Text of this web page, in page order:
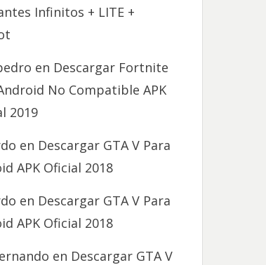
Infinitos + LITE +
en Descargar Fortnite
No Compatible APK
2019
en Descargar GTA V Para
APK Oficial 2018
en Descargar GTA V Para
APK Oficial 2018
en Descargar GTA V